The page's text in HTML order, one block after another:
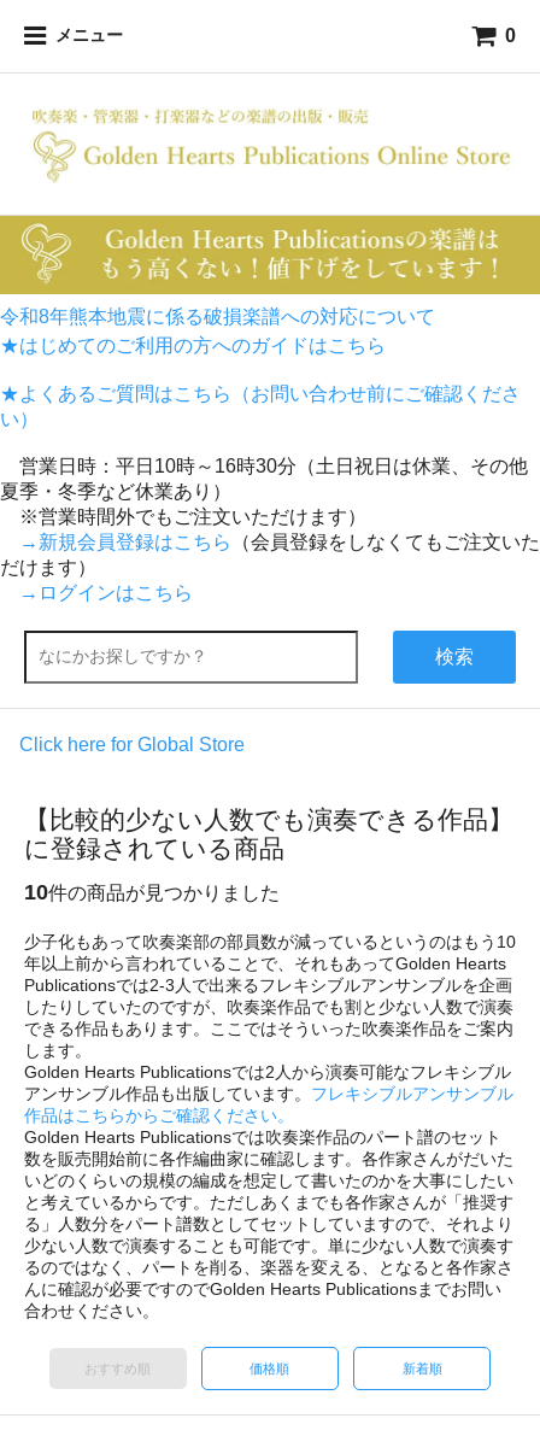
メニュー 0
令和8年熊本地震に係る破損楽譜への対応について
★はじめてのご利用の方へのガイドはこちら
★よくあるご質問はこちら（お問い合わせ前にご確認くださ
い）
営業日時：平日10時～16時30分（土日祝日は休業、その他
夏季・冬季など休業あり）
※営業時間外でもご注文いただけます）
→新規会員登録はこちら
（会員登録をしなくてもご注文いた
だけます）
→ログインはこちら
検索
Click here for Global Store
【比較的少ない人数でも演奏できる作品】
に登録されている商品
10件の商品が見つかりました
少子化もあって吹奏楽部の部員数が減っているというのはもう10
年以上前から言われていることで、それもあってGolden Hearts
Publicationsでは2-3人で出来るフレキシブルアンサンブルを企画
したりしていたのですが、吹奏楽作品でも割と少ない人数で演奏
できる作品もあります。ここではそういった吹奏楽作品をご案内
します。
Golden Hearts Publicationsでは2人から演奏可能なフレキシブル
アンサンブル作品も出版しています。 フレキシブルアンサンブル
作品はこちらからご確認ください。
Golden Hearts Publicationsでは吹奏楽作品のパート譜のセット
数を販売開始前に各作編曲家に確認します。各作家さんがだいた
いどのくらいの規模の編成を想定して書いたのかを大事にしたい
と考えているからです。ただしあくまでも各作家さんが「推奨す
る」人数分をパート譜数としてセットしていますので、それより
少ない人数で演奏することも可能です。単に少ない人数で演奏す
るのではなく、パートを削る、楽器を変える、となると各作家さ
んに確認が必要ですのでGolden Hearts Publicationsまでお問い
合わせください。
おすすめ順 価格順 新着順